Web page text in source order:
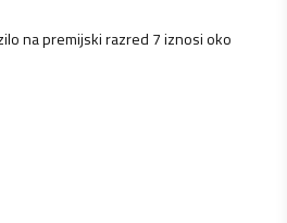
na premijski razred 7 iznosi oko